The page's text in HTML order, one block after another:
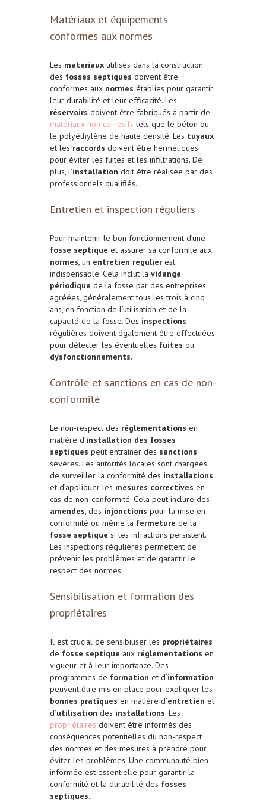
Matériaux et équipements
conformes aux normes
Les matériaux utilisés dans la construction
des fosses septiques doivent être
conformes aux normes établies pour garantir
leur durabilité et leur efficacité. Les
réservoirs doivent être fabriqués à partir de
matériaux non corrosifs tels que le béton ou
le polyéthylène de haute densité. Les tuyaux
et les raccords doivent être hermétiques
pour éviter les fuites et les infiltrations. De
plus, l’installation doit être réalisée par des
professionnels qualifiés.
Entretien et inspection réguliers
Pour maintenir le bon fonctionnement d’une
fosse septique et assurer sa conformité aux
normes, un entretien régulier est
indispensable. Cela inclut la vidange
périodique de la fosse par des entreprises
agréées, généralement tous les trois à cinq
ans, en fonction de l’utilisation et de la
capacité de la fosse. Des inspections
régulières doivent également être effectuées
pour détecter les éventuelles fuites ou
dysfonctionnements.
Contrôle et sanctions en cas de non-
conformité
Le non-respect des réglementations en
matière d’installation des fosses
septiques peut entraîner des sanctions
sévères. Les autorités locales sont chargées
de surveiller la conformité des installations
et d’appliquer les mesures correctives en
cas de non-conformité. Cela peut inclure des
amendes, des injonctions pour la mise en
conformité ou même la fermeture de la
fosse septique si les infractions persistent.
Les inspections régulières permettent de
prévenir les problèmes et de garantir le
respect des normes.
Sensibilisation et formation des
propriétaires
Il est crucial de sensibiliser les propriétaires
de fosse septique aux réglementations en
vigueur et à leur importance. Des
programmes de formation et d’information
peuvent être mis en place pour expliquer les
bonnes pratiques en matière d’entretien et
d’utilisation des installations. Les
propriétaires doivent être informés des
conséquences potentielles du non-respect
des normes et des mesures à prendre pour
éviter les problèmes. Une communauté bien
informée est essentielle pour garantir la
conformité et la durabilité des fosses
septiques.